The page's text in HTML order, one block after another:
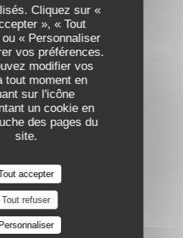
Cliquez sur «
», « Tout
« Personnaliser
vos préférences.
modifier vos
tout moment en
sur l'icône
un cookie en
des pages du
site.
accepter
Tout refuser
Accès aux
Sans Contact,
Visa, Chèques, Carte
Reflets